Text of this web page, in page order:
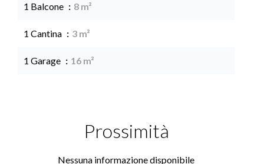
1 Balcone 8 m²
1 Cantina 3 m²
1 Garage 16 m²
Prossimità
Nessuna informazione disponibile